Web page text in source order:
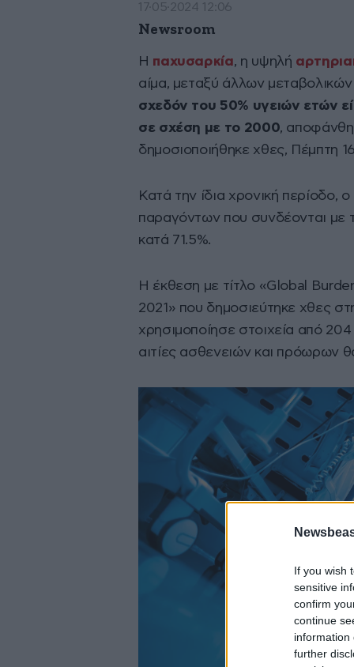
If you wish
sensitive
confirm
continue
information
further
17·05·2024 12:06
Newsroom
Η παχυσαρκία, η υψηλή
αίμα, μεταξύ άλλων
σχεδόν του 50% υγειών ετών
σε σχέση με το 2000,
δημοσιοποιήθηκε χθες, Πέμπτη
Κατά την ίδια χρονική περίοδο,
παραγόντων που συνδέονται με
κατά 71.5%.
Η έκθεση με τίτλο «Global
2021» που δημοσιεύτηκε χθες
χρησιμοποίησε στοιχεία από
αιτίες ασθενειών και πρόωρων